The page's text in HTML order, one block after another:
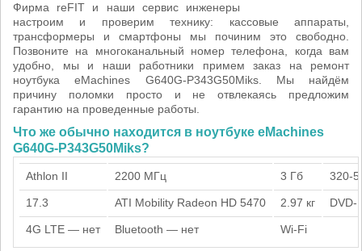
Фирма reFIT и наши сервис инженеры
настроим и проверим технику: кассовые аппараты,
трансформеры и смартфоны мы починим это свободно.
Позвоните на многоканальный номер телефона, когда вам
удобно, мы и наши работники примем заказ на ремонт
ноутбука eMachines G640G-P343G50Miks. Мы найдём
причину поломки просто и не отвлекаясь предложим
гарантию на проведенные работы.
Что же обычно находится в ноутбуке eMachines
G640G-P343G50Miks?
Athlon II 2200 МГц 3 Гб 320-
17.3 ATI Mobility Radeon HD 5470 2.97 кг DVD-
4G LTE — нет Bluetooth — нет Wi-Fi